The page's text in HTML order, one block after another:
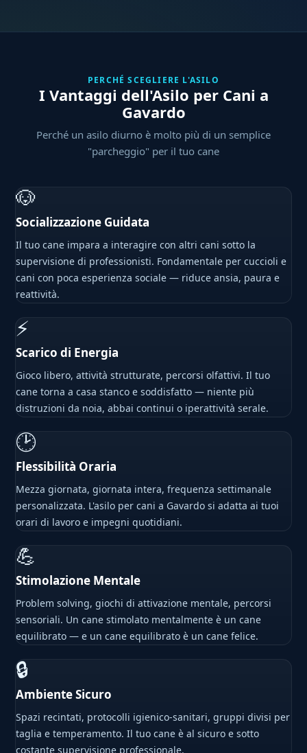
PERCHÉ SCEGLIERE L'ASILO
I Vantaggi dell'Asilo per Cani a
Gavardo
Perché un asilo diurno è molto più di un semplice
"parcheggio" per il tuo cane
🐶
Socializzazione Guidata
Il tuo cane impara a interagire con altri cani sotto la
supervisione di professionisti. Fondamentale per cuccioli e
cani con poca esperienza sociale — riduce ansia, paura e
reattività.
⚡
Scarico di Energia
Gioco libero, attività strutturate, percorsi olfattivi. Il tuo
cane torna a casa stanco e soddisfatto — niente più
distruzioni da noia, abbai continui o iperattività serale.
🕑
Flessibilità Oraria
Mezza giornata, giornata intera, frequenza settimanale
personalizzata. L'asilo per cani a Gavardo si adatta ai tuoi
orari di lavoro e impegni quotidiani.
💪
Stimolazione Mentale
Problem solving, giochi di attivazione mentale, percorsi
sensoriali. Un cane stimolato mentalmente è un cane
equilibrato — e un cane equilibrato è un cane felice.
🔒
Ambiente Sicuro
Spazi recintati, protocolli igienico-sanitari, gruppi divisi per
taglia e temperamento. Il tuo cane è al sicuro e sotto
costante supervisione professionale.